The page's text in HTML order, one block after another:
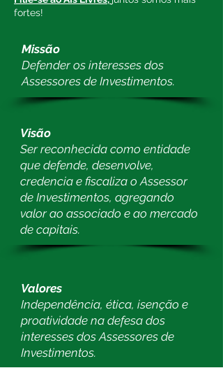
fortes!
Missão
Defender os interesses dos
Assessores de Investimentos.
Visão
Ser reconhecida como entidade
que defende, desenvolve,
credencia e fiscaliza o Assessor
de Investimentos, agregando
valor ao associado e ao mercado
de capitais.
Valores
Independência, ética, isenção e
proatividade na defesa dos
interesses dos Assessores de
Investimentos.